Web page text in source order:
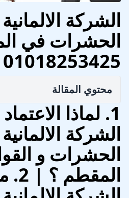
الشركة الالمانية
الحشرات في
01018253425 خصم 62%
محتوي المقالة
1. لماذا
الشركة الالمانية
الحشرات و